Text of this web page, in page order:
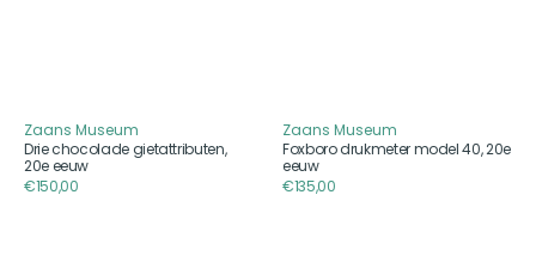
Aanbieder
Zaans Museum
Drie chocolade gietattributen,
20e eeuw
Reguliere
€150,00
Aanbieder
Zaans Museum
Foxboro drukmeter model 40, 20e
eeuw
Reguliere
€135,00